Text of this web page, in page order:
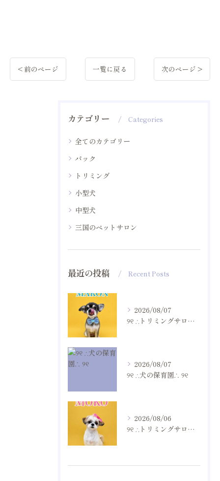
< 前のページ 一覧に戻る 次のページ >
カテゴリー Categories
全てのカテゴリー
パック
トリミング
小型犬
中型犬
三国のペットサロン
最近の投稿 Recent Posts
2026/08/07
୨୧ ∴トリミングサロン∴ ୨୧
2026/08/07
୨୧ ∴犬の保育園∴ ୨୧
2026/08/06
୨୧ ∴トリミングサロン∴ ୨୧